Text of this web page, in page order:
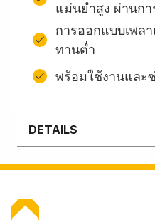
แม่นยำสูง ผ่านก
การออกแบบเพล
ทานต่ำ
พร้อมใช้งานและ
DETAILS